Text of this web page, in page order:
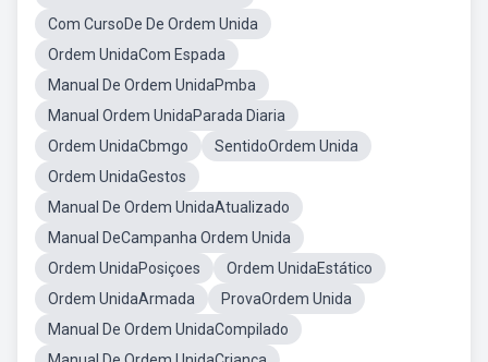
Com CursoDe De Ordem Unida
Ordem UnidaCom Espada
Manual De Ordem UnidaPmba
Manual Ordem UnidaParada Diaria
Ordem UnidaCbmgo
SentidoOrdem Unida
Ordem UnidaGestos
Manual De Ordem UnidaAtualizado
Manual DeCampanha Ordem Unida
Ordem UnidaPosiçoes
Ordem UnidaEstático
Ordem UnidaArmada
ProvaOrdem Unida
Manual De Ordem UnidaCompilado